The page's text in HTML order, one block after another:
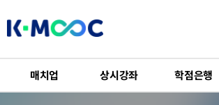
K-
매치업 상시강좌 학점은행
강